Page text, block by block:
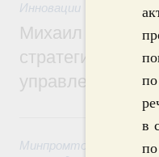
в
Инновации
Михаил
управления
Минпромторг России,